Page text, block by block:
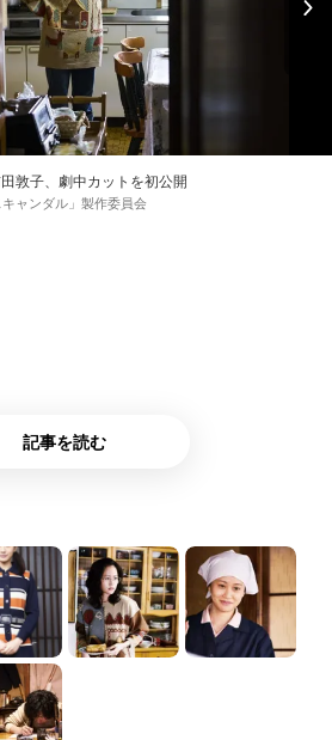
敦子、劇中カットを初公開
ャンダル」製作委員会
記事を読む